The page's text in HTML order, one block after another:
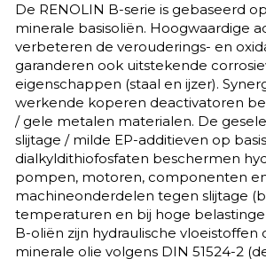
De RENOLIN B-serie is gebaseerd
minerale basisoliën. Hoogwaardige
verbeteren de verouderings- en
garanderen ook uitstekende
eigenschappen (staal en ijzer).
werkende koperen deactivatoren
/ gele metalen materialen. De
slijtage / milde EP-additieven op
dialkyldithiofosfaten beschermen
pompen, motoren, componenten
machineonderdelen tegen slijtage
temperaturen en bij hoge
B-oliën zijn hydraulische vloeistoffen
minerale olie volgens DIN 51524-2